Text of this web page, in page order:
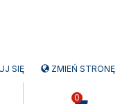
SIĘ ZMIEŃ STRONĘ
0